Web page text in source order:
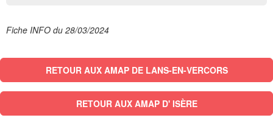
Fiche INFO du 28/03/2024
RETOUR AUX AMAP DE LANS-EN-VERCORS
RETOUR AUX AMAP D' ISÈRE